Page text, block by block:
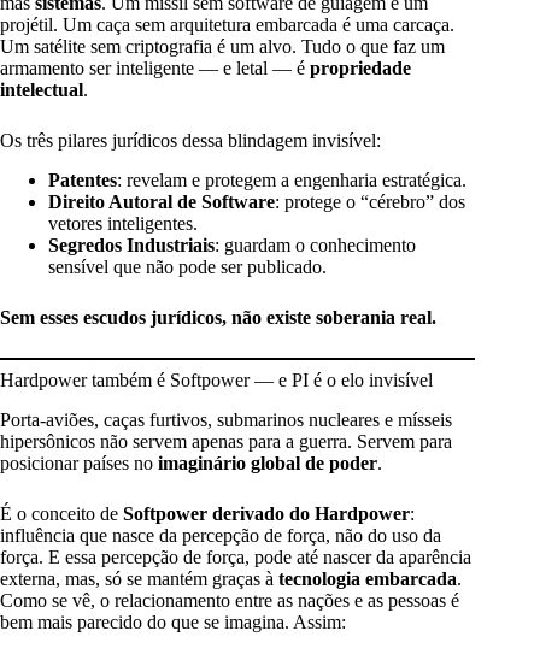
projétil. Um caça sem arquitetura embarcada é uma carcaça.
Um satélite sem criptografia é um alvo. Tudo o que faz um
armamento ser inteligente — e letal — é propriedade
intelectual.
Os três pilares jurídicos dessa blindagem invisível:
Patentes: revelam e protegem a engenharia estratégica.
Direito Autoral de Software: protege o “cérebro” dos
vetores inteligentes.
Segredos Industriais: guardam o conhecimento
sensível que não pode ser publicado.
Sem esses escudos jurídicos, não existe soberania real.
Hardpower também é Softpower — e PI é o elo invisível
Porta-aviões, caças furtivos, submarinos nucleares e mísseis
hipersônicos não servem apenas para a guerra. Servem para
posicionar países no imaginário global de poder.
É o conceito de Softpower derivado do Hardpower:
influência que nasce da percepção de força, não do uso da
força. E essa percepção de força, pode até nascer da aparência
externa, mas, só se mantém graças à tecnologia embarcada.
Como se vê, o relacionamento entre as nações e as pessoas é
bem mais parecido do que se imagina. Assim: